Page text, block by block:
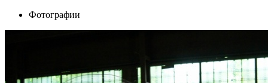
Фотографии